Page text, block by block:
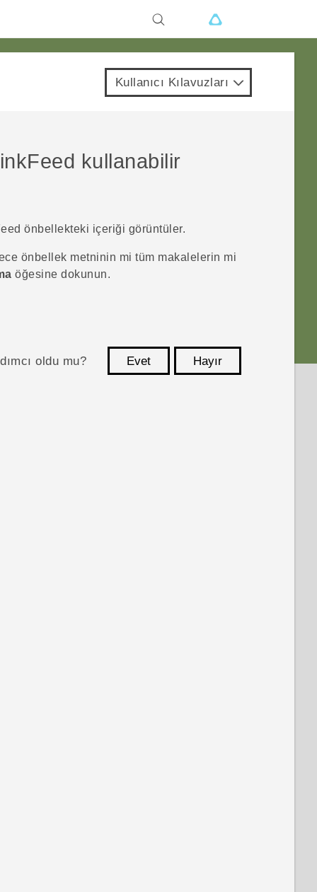
Kullanıcı Kılavuzları
kullanabilir
önbellekteki içeriği görüntüler.
önbellek metninin mi tüm makalelerin mi
öğesine dokunun.
oldu mu? Evet
Hayır